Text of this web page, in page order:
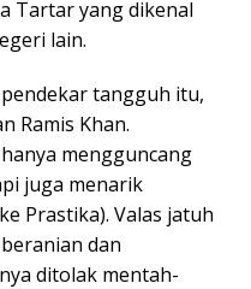
Tartar yang dikenal
lain.
tangguh itu,
Ramis Khan.
mengguncang
juga menarik
Prastika). Valas jatuh
dan
ditolak mentah-